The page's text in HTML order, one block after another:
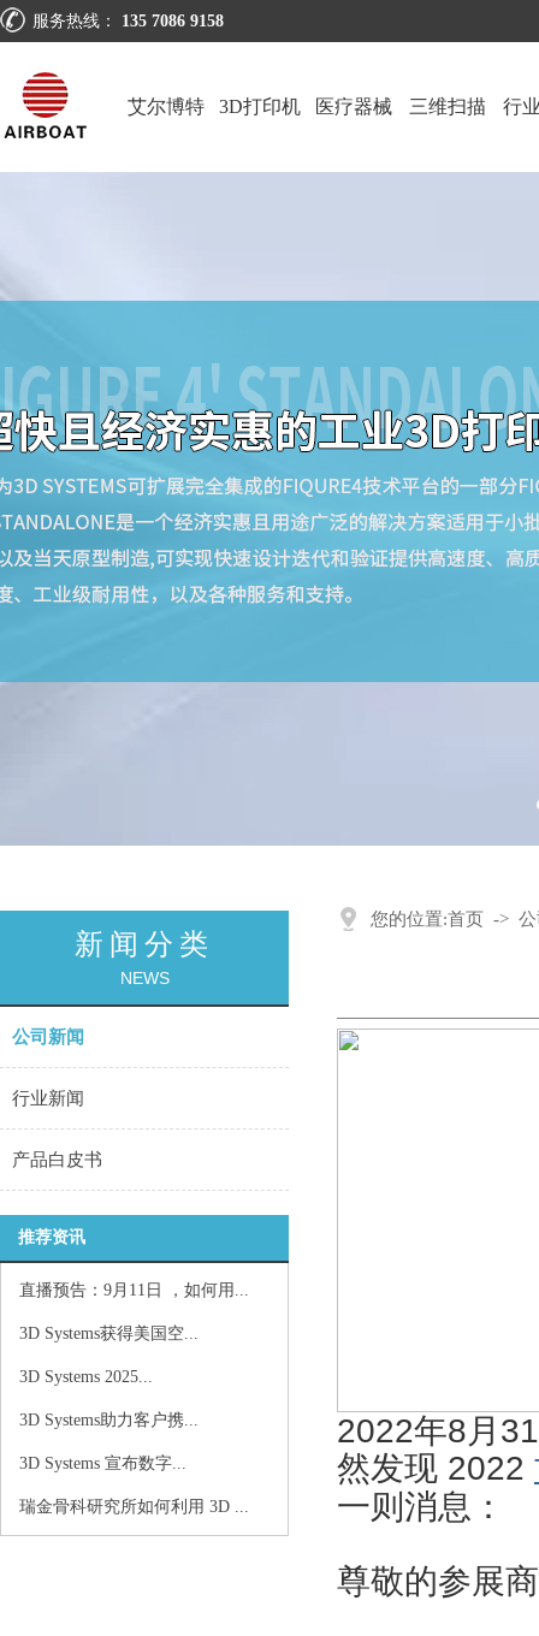
服务热线： 135 7086 9158
艾尔博特 3D打印机 医疗器械 三维扫描 行
新闻分类
NEWS
公司新闻
行业新闻
产品白皮书
推荐资讯
直播预告：9月11日 ，如何用...
3D Systems获得美国空...
3D Systems 2025...
3D Systems助力客户携...
3D Systems 宣布数字...
瑞金骨科研究所如何利用 3D ...
您的位置:首页 ->
2022年8月
然发现 2022
一则消息：
尊敬的参展